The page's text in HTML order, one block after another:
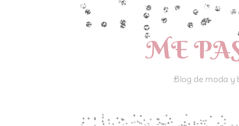
ME
Blog de moda y